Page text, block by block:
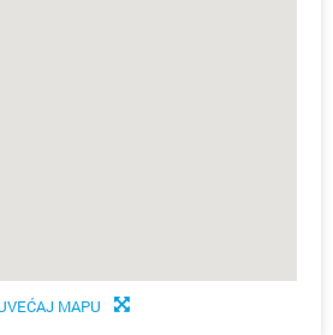
MAPU